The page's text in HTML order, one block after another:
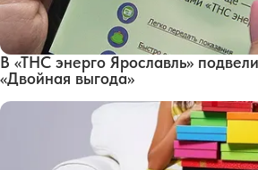
В «ТНС энерго Ярославль»
«Двойная выгода»